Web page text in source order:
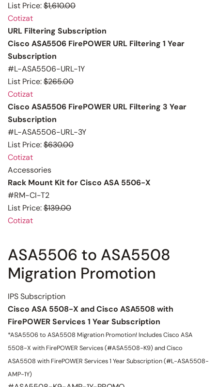
List Price:$1,610.00
Cotizat
URL Filtering Subscription
Cisco ASA5506 FirePOWER URL Filtering 1 Year
Subscription
#L-ASA5506-URL-1Y
List Price:$265.00
Cotizat
Cisco ASA5506 FirePOWER URL Filtering 3 Year
Subscription
#L-ASA5506-URL-3Y
List Price:$630.00
Cotizat
Accessories
Rack Mount Kit for Cisco ASA 5506-X
#RM-CI-T2
List Price:$139.00
Cotizat
ASA5506 to ASA5508
Migration Promotion
IPS Subscription
Cisco ASA 5508-X and Cisco ASA5508 with
FirePOWER Services 1 Year Subscription
*ASA5506 to ASA5508 Migration Promotion! Includes Cisco ASA
5508-X with FirePOWER Services (#ASA5508-K9) and Cisco
ASA5508 with FirePOWER Services 1 Year Subscription (#L-ASA5508-
AMP-1Y)